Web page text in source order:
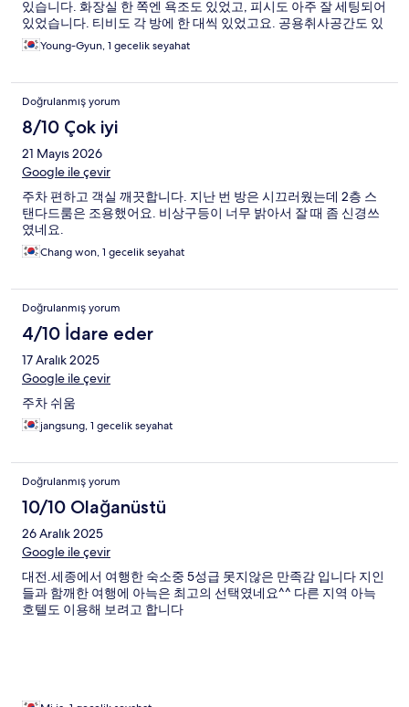
있습니다. 화장실 한 쪽엔 욕조도 있었고, 피시도 아주 잘 세팅되어
있었습니다. 티비도 각 방에 한 대씩 있었고요. 공용취사공간도 있
어 유용했습니다. 지하주차장도 빈 공간 많아 주차 편리했습니다.
바로 길옆 위치지만 소음도 들리지 않았습니다. 화장실 물빠짐이
골목도 있었어요. 가족이 머무르기 좋았습니다. 다음번에도 세종
올 때엔 다시 묵고 싶군요.
Young-Gyun, 1 gecelik seyahat
Doğrulanmış yorum
8/10 Çok iyi
21 Mayıs 2026
Google ile çevir
주차 편하고 객실 깨끗합니다. 지난 번 방은 시끄러웠는데 2층 스
탠다드룸은 조용했어요. 비상구등이 너무 밝아서 잘 때 좀 신경쓰
였네요.
Chang won, 1 gecelik seyahat
Doğrulanmış yorum
4/10 İdare eder
17 Aralık 2025
Google ile çevir
주차 쉬움
jangsung, 1 gecelik seyahat
Doğrulanmış yorum
10/10 Olağanüstü
26 Aralık 2025
Google ile çevir
대전.세종에서 여행한 숙소중 5성급 못지않은 만족감 입니다 지인
들과 함깨한 여행에 아늑은 최고의 선택였네요^^ 다른 지역 아늑
호텔도 이용해 보려고 합니다